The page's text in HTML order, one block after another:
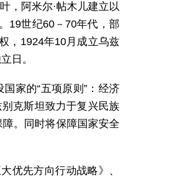
，阿米尔·帖木儿建立以
19世纪60－70年代，部
，1924年10月成立乌兹
日。
家的“五项原则”：经济
克斯坦致力于复兴民族
。同时将保障国家安全
优先方向行动战略》、